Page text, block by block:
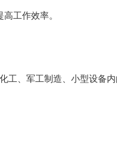
工作效率。
、军工制造、小型设备内